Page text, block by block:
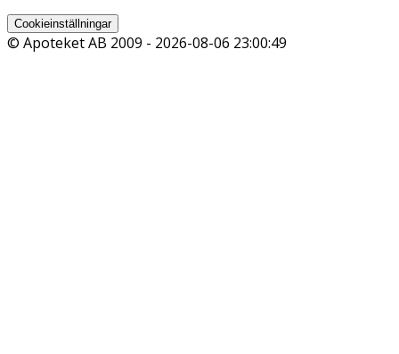
Cookieinställningar
© Apoteket AB 2009 - 2026-08-06 23:00:49